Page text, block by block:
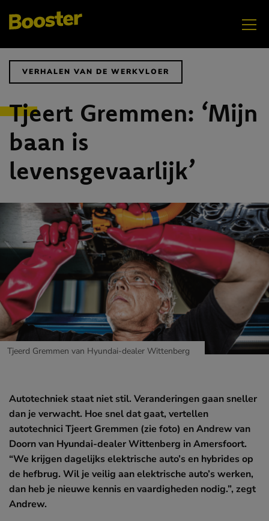
MEI
Samenwerken
APR
Hoe gastvrij ben jij?
Verhalen van de werkvloer
Bij Wolves staat niemand alleen
‘Ik zie mensen weer lachen’
VERHALEN VAN DE WERKVLOER
Tjeert Gremmen: ‘Mijn
baan is
levensgevaarlijk’
Tjeerd Gremmen van Hyundai-dealer Wittenberg
Autotechniek staat niet stil. Veranderingen gaan sneller
dan je verwacht. Hoe snel dat gaat, vertellen
autotechnici Tjeert Gremmen (zie foto) en Andrew van
Doorn van Hyundai-dealer Wittenberg in Amersfoort.
“We krijgen dagelijks elektrische auto’s en hybrides op
de hefbrug. Wil je veilig aan elektrische auto’s werken,
dan heb je nieuwe kennis en vaardigheden nodig.”, zegt
Andrew.